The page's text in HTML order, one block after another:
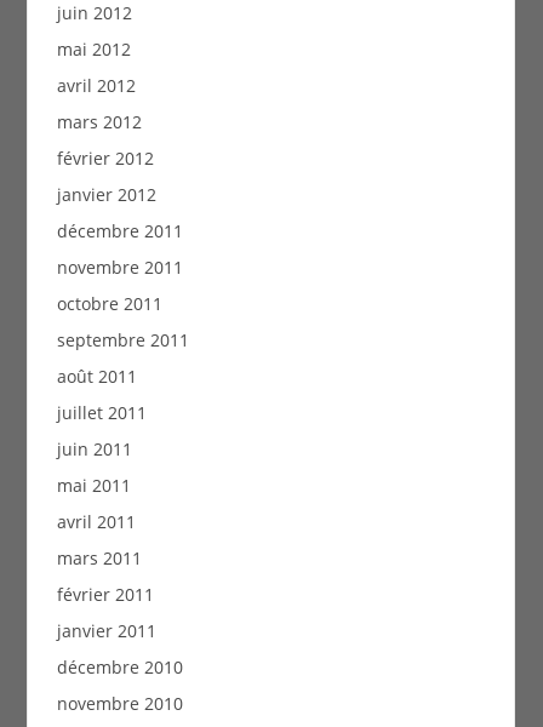
juin 2012
mai 2012
avril 2012
mars 2012
février 2012
janvier 2012
décembre 2011
novembre 2011
octobre 2011
septembre 2011
août 2011
juillet 2011
juin 2011
mai 2011
avril 2011
mars 2011
février 2011
janvier 2011
décembre 2010
novembre 2010